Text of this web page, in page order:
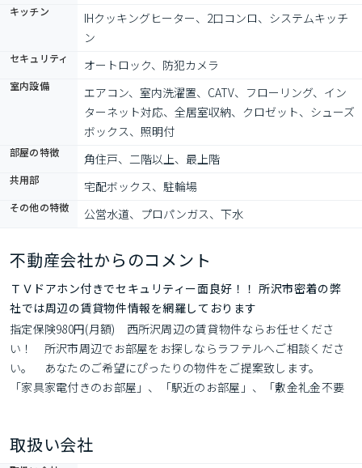
キッチン
IHクッキングヒーター、2口コンロ、システムキッチ
ン
セキュリティ オートロック、防犯カメラ
室内設備
エアコン、室内洗濯置、CATV、フローリング、イン
ターネット対応、全居室収納、クロゼット、シューズ
ボックス、照明付
部屋の特徴 角住戸、二階以上、最上階
共用部 宅配ボックス、駐輪場
その他の特徴 公営水道、プロパンガス、下水
不動産会社からのコメント
ＴＶドアホン付きでセキュリティー面良好！！ 所沢市密着の弊
社では周辺の賃貸物件情報を網羅しております
指定保険980円(月額)　西所沢周辺の賃貸物件ならお任せくださ
い！　所沢市周辺でお部屋をお探しならラフテルへご相談くださ
い。　あなたのご希望にぴったりの物件をご提案致します。
「家具家電付きのお部屋」、「駅近のお部屋」、「敷金礼金不要
い♪
取扱い会社